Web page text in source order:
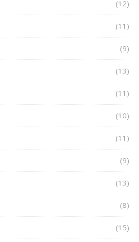
(12)
(11)
(9)
(13)
(11)
(10)
(11)
(9)
(13)
(8)
(15)